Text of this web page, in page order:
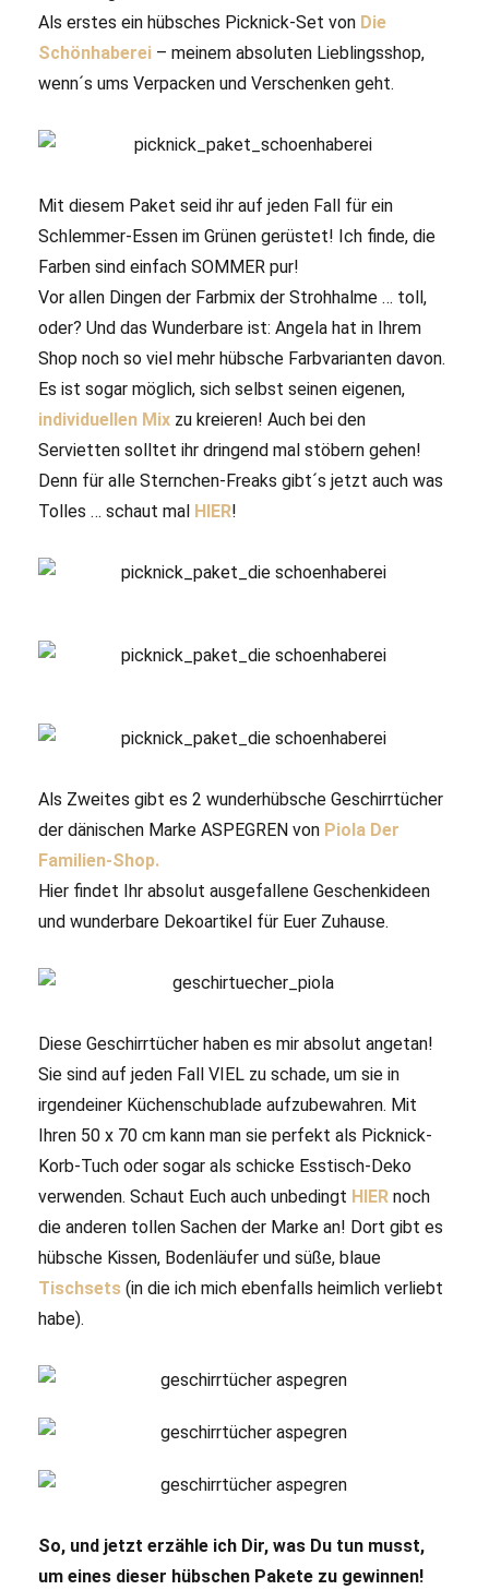
Als erstes ein hübsches Picknick-Set von Die
Schönhaberei– meinem absoluten Lieblingsshop,
wenn´s ums Verpacken und Verschenken geht.
Mit diesem Paket seid ihr auf jeden Fall für ein
Schlemmer-Essen im Grünen gerüstet! Ich finde, die
Farben sind einfach SOMMER pur!
Vor allen Dingen der Farbmix der Strohhalme … toll,
oder? Und das Wunderbare ist: Angela hat in Ihrem
Shop noch so viel mehr hübsche Farbvarianten davon.
Es ist sogar möglich, sich selbst seinen eigenen,
individuellen Mixzu kreieren! Auch bei den
Servietten solltet ihr dringend mal stöbern gehen!
Denn für alle Sternchen-Freaks gibt´s jetzt auch was
Tolles … schaut mal HIER!
Als Zweites gibt es 2 wunderhübsche Geschirrtücher
der dänischen Marke ASPEGREN von Piola Der
Familien-Shop.
Hier findet Ihr absolut ausgefallene Geschenkideen
und wunderbare Dekoartikel für Euer Zuhause.
Diese Geschirrtücher haben es mir absolut angetan!
Sie sind auf jeden Fall VIEL zu schade, um sie in
irgendeiner Küchenschublade aufzubewahren. Mit
Ihren 50 x 70 cm kann man sie perfekt als Picknick-
Korb-Tuch oder sogar als schicke Esstisch-Deko
verwenden. Schaut Euch auch unbedingt HIER noch
die anderen tollen Sachen der Marke an! Dort gibt es
hübsche Kissen, Bodenläufer und süße, blaue
Tischsets (in die ich mich ebenfalls heimlich verliebt
habe).
So, und jetzt erzähle ich Dir, was Du tun musst,
um eines dieser hübschen Pakete zu gewinnen!